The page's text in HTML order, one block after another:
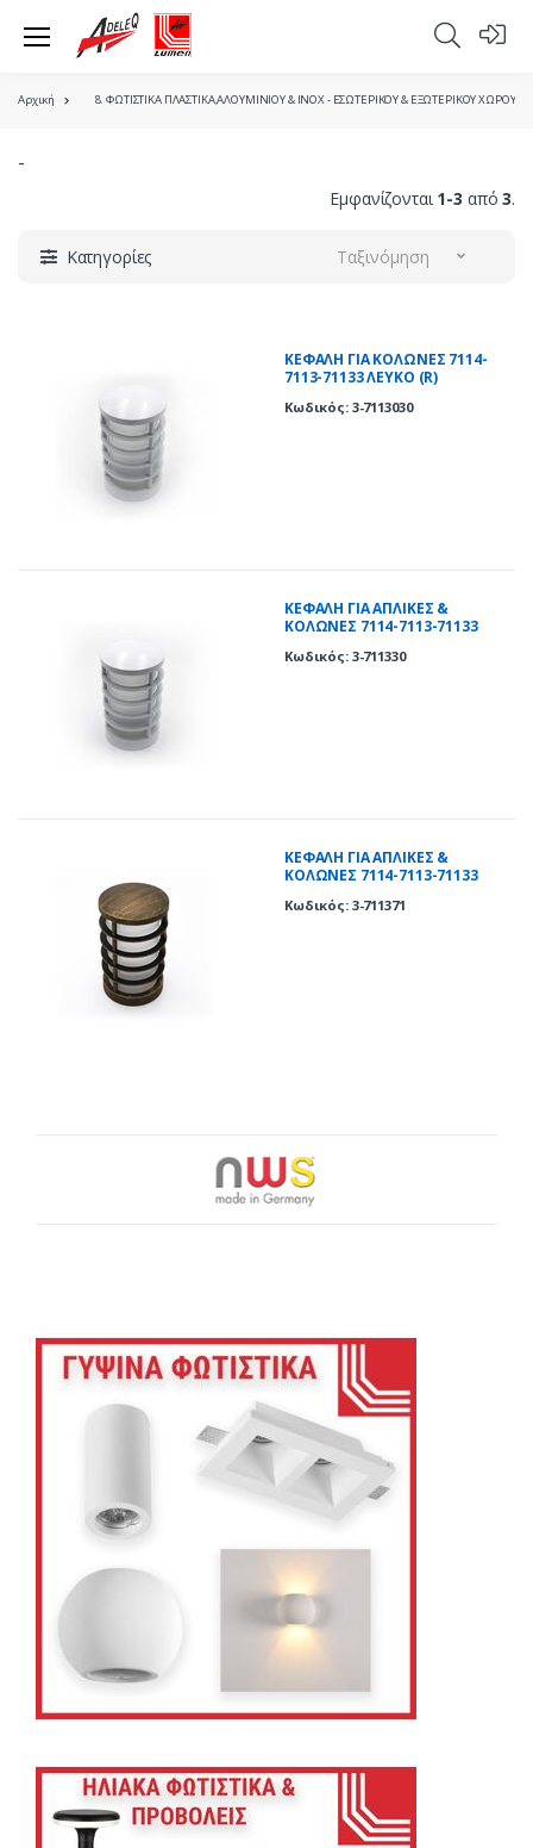
Αρχική 8. ΦΩΤΙΣΤΙΚΑ ΠΛΑΣΤΙΚΑ,ΑΛΟΥΜΙΝΙΟΥ & ΙΝΟΧ - ΕΣΩΤΕΡΙΚΟΥ & ΕΞΩΤΕΡΙΚΟΥ ΧΩΡΟΥ
-
Εμφανίζονται1-3 από3.
Κατηγορίες Ταξινόμηση
ΚΕΦΑΛΗ ΓΙΑ ΚΟΛΩΝΕΣ 7114-
7113-71133 ΛΕΥΚΟ (R)
Κωδικός: 3-7113030
ΚΕΦΑΛΗ ΓΙΑ ΑΠΛΙΚΕΣ &
ΚΟΛΩΝΕΣ 7114-7113-71133
Κωδικός: 3-711330
ΚΕΦΑΛΗ ΓΙΑ ΑΠΛΙΚΕΣ &
ΚΟΛΩΝΕΣ 7114-7113-71133
Κωδικός: 3-711371